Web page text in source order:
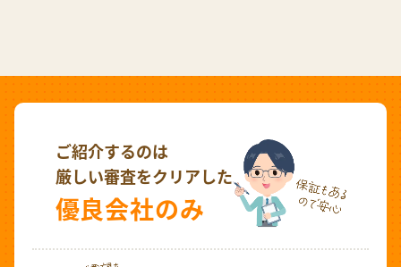
ご紹介するのは
厳しい審査をクリアした
優良会社のみ